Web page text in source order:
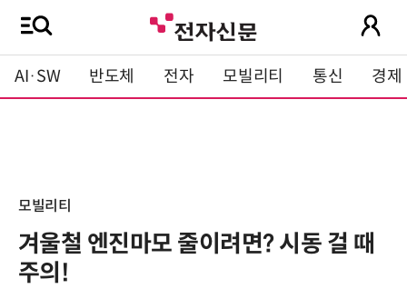
AI·SW 반도체 전자 모빌리티 통신 경제
모빌리티
겨울철 엔진마모 줄이려면? 시동 걸 때
주의!